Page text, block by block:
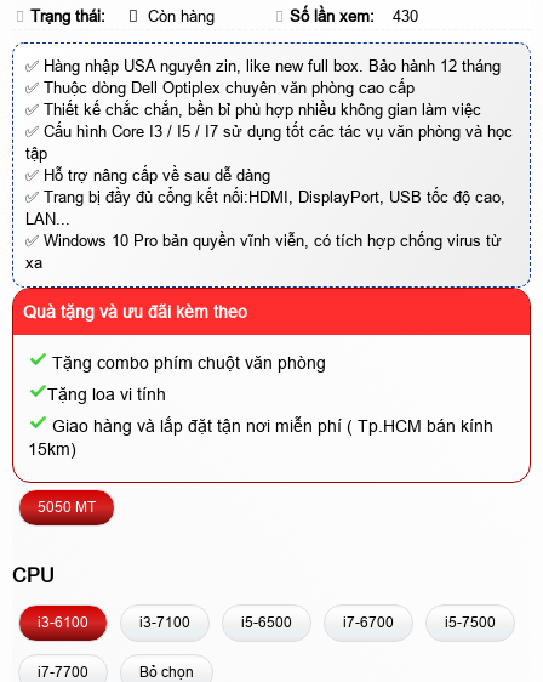
Trạng thái: Còn hàng Số lần xem: 430
✅ Hàng nhập USA nguyên zin, like new full box. Bảo hành 12 tháng
✅ Thuộc dòng Dell Optiplex chuyên văn phòng cao cấp
✅ Thiết kế chắc chắn, bền bỉ phù hợp nhiều không gian làm việc
✅ Cấu hình Core I3 / I5 / I7 sử dụng tốt các tác vụ văn phòng và học
tập
✅ Hỗ trợ nâng cấp về sau dễ dàng
✅ Trang bị đầy đủ cổng kết nối:HDMI, DisplayPort, USB tốc độ cao,
LAN...
✅ Windows 10 Pro bản quyền vĩnh viễn, có tích hợp chống virus từ
xa
Quà tặng và ưu đãi kèm theo
Tặng combo phím chuột văn phòng
Tặng loa vi tính
Giao hàng và lắp đặt tận nơi miễn phí ( Tp.HCM bán kính
15km)
5050 MT
CPU
i3-6100 i3-7100 i5-6500 i7-6700 i5-7500
i7-7700 Bỏ chọn